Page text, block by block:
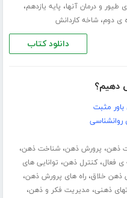
طیور و درمان آنها، پایه یازدهم،
ی دوم،شاخه کاردانش
دانلود کتاب
دهیم؟
مثبت
ذهن، پرورش ذهن،شناخت ذهن،
ی فعال،کنترل ذهن، توانایی های
ذهن خلاق،راه های پرورش ذهن،
ذهنی، مدیریت فکر و ذهن،